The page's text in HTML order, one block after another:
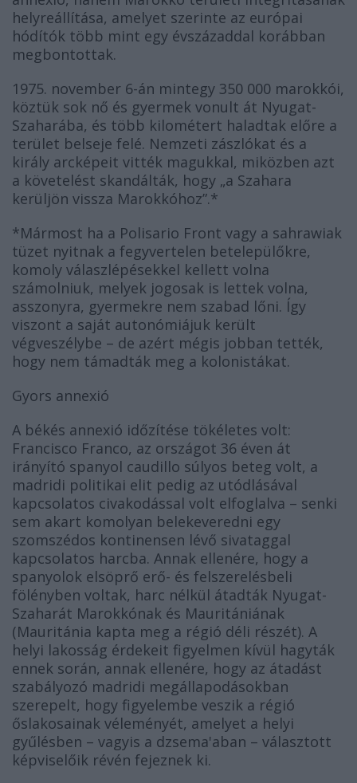
helyreállítása, amelyet szerinte az európai
hódítók több mint egy évszázaddal korábban
megbontottak.
1975. november 6-án mintegy 350 000 marokkói,
köztük sok nő és gyermek vonult át Nyugat-
Szaharába, és több kilométert haladtak előre a
terület belseje felé. Nemzeti zászlókat és a
király arcképeit vitték magukkal, miközben azt
a követelést skandálták, hogy „a Szahara
kerüljön vissza Marokkóhoz”.*
*Mármost ha a Polisario Front vagy a sahrawiak
tüzet nyitnak a fegyvertelen betelepülőkre,
komoly válaszlépésekkel kellett volna
számolniuk, melyek jogosak is lettek volna,
asszonyra, gyermekre nem szabad lőni. Így
viszont a saját autonómiájuk került
végveszélybe – de azért mégis jobban tették,
hogy nem támadták meg a kolonistákat.
Gyors annexió
A békés annexió időzítése tökéletes volt:
Francisco Franco, az országot 36 éven át
irányító spanyol caudillo súlyos beteg volt, a
madridi politikai elit pedig az utódlásával
kapcsolatos civakodással volt elfoglalva – senki
sem akart komolyan belekeveredni egy
szomszédos kontinensen lévő sivataggal
kapcsolatos harcba. Annak ellenére, hogy a
spanyolok elsöprő erő- és felszerelésbeli
fölényben voltak, harc nélkül átadták Nyugat-
Szaharát Marokkónak és Mauritániának
(Mauritánia kapta meg a régió déli részét). A
helyi lakosság érdekeit figyelmen kívül hagyták
ennek során, annak ellenére, hogy az átadást
szabályozó madridi megállapodásokban
szerepelt, hogy figyelembe veszik a régió
őslakosainak véleményét, amelyet a helyi
gyűlésben – vagyis a dzsema'aban – választott
képviselőik révén fejeznek ki.